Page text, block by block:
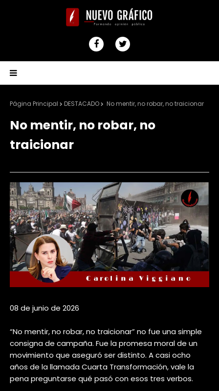
Página Principal DESTACADO No mentir, no robar, no traicionar
No mentir, no robar, no
traicionar
08 de junio de 2026
“No mentir, no robar, no traicionar” no fue una simple
consigna de campaña. Fue la promesa moral de un
movimiento que aseguró ser distinto. A casi ocho
años de la llamada Cuarta Transformación, vale la
pena preguntarse qué pasó con esos tres verbos.